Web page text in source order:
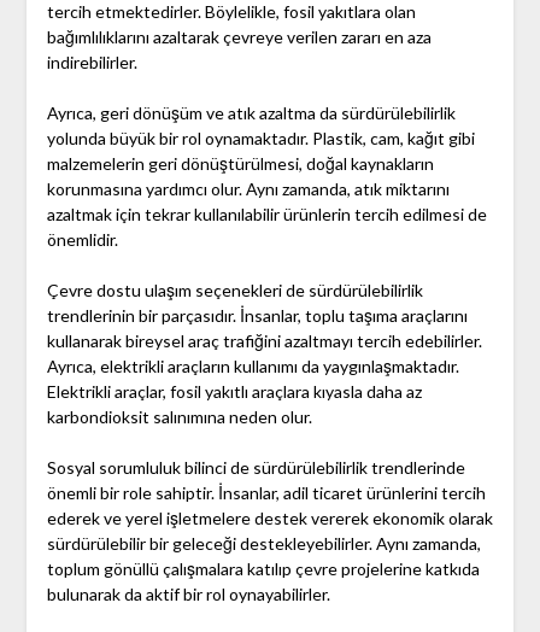
tercih etmektedirler. Böylelikle, fosil yakıtlara olan
bağımlılıklarını azaltarak çevreye verilen zararı en aza
indirebilirler.
Ayrıca, geri dönüşüm ve atık azaltma da sürdürülebilirlik
yolunda büyük bir rol oynamaktadır. Plastik, cam, kağıt gibi
malzemelerin geri dönüştürülmesi, doğal kaynakların
korunmasına yardımcı olur. Aynı zamanda, atık miktarını
azaltmak için tekrar kullanılabilir ürünlerin tercih edilmesi de
önemlidir.
Çevre dostu ulaşım seçenekleri de sürdürülebilirlik
trendlerinin bir parçasıdır. İnsanlar, toplu taşıma araçlarını
kullanarak bireysel araç trafiğini azaltmayı tercih edebilirler.
Ayrıca, elektrikli araçların kullanımı da yaygınlaşmaktadır.
Elektrikli araçlar, fosil yakıtlı araçlara kıyasla daha az
karbondioksit salınımına neden olur.
Sosyal sorumluluk bilinci de sürdürülebilirlik trendlerinde
önemli bir role sahiptir. İnsanlar, adil ticaret ürünlerini tercih
ederek ve yerel işletmelere destek vererek ekonomik olarak
sürdürülebilir bir geleceği destekleyebilirler. Aynı zamanda,
toplum gönüllü çalışmalara katılıp çevre projelerine katkıda
bulunarak da aktif bir rol oynayabilirler.